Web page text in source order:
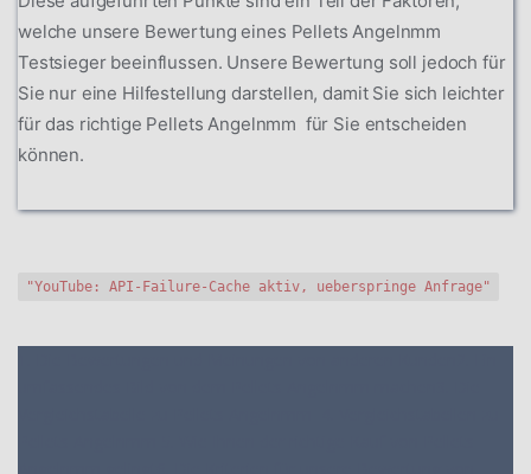
welche unsere Bewertung eines Pellets Angelnmm
Testsieger beeinflussen. Unsere Bewertung soll jedoch für
Sie nur eine Hilfestellung darstellen, damit Sie sich leichter
für das richtige Pellets Angelnmm für Sie entscheiden
können.
"YouTube: API-Failure-Cache aktiv, ueberspringe Anfrage"